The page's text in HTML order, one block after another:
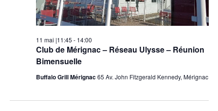
Club de Mérignac – Réseau Ulysse – Réunion
Bimensuelle
11 mai |11:45 - 14:00
Buffalo Grill Mérignac65 Av. John Fitzgerald Kennedy, Mérignac